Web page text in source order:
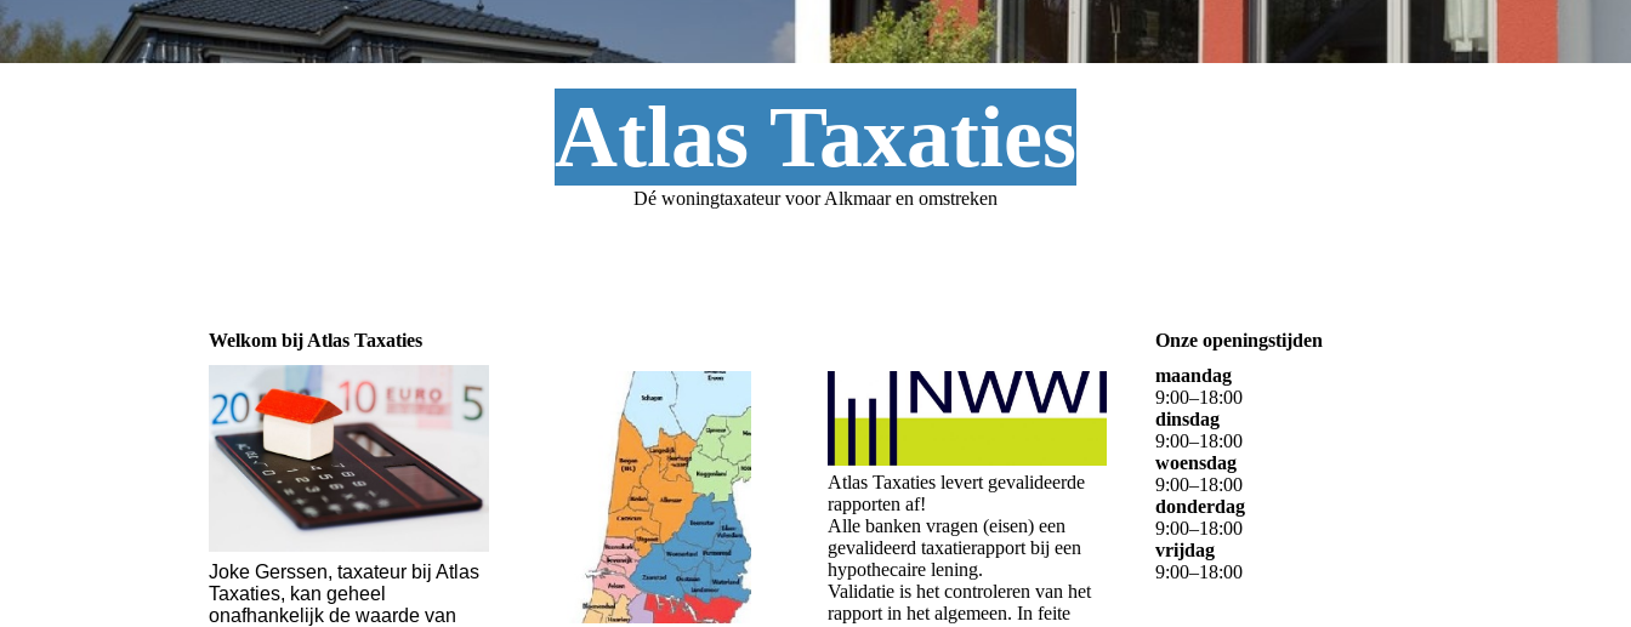
Atlas Taxaties
Dé woningtaxateur voor Alkmaar en omstreken
Welkom bij Atlas Taxaties
Joke Gerssen, taxateur bij Atlas
Taxaties, kan geheel
onafhankelijk de waarde van
Atlas Taxaties levert gevalideerde
rapporten af!
Alle banken vragen (eisen) een
gevalideerd taxatierapport bij een
hypothecaire lening.
Validatie is het controleren van het
rapport in het algemeen. In feite
Onze openingstijden
maandag
9:00–18:00
dinsdag
9:00–18:00
woensdag
9:00–18:00
donderdag
9:00–18:00
vrijdag
9:00–18:00